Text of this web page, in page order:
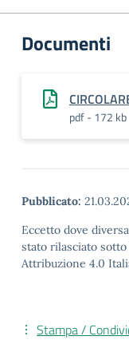
Documenti
pdf - 172 kb
Pubblicato:
Eccetto dove
stato rilasciato
Attribuzione 4.0
Stampa /